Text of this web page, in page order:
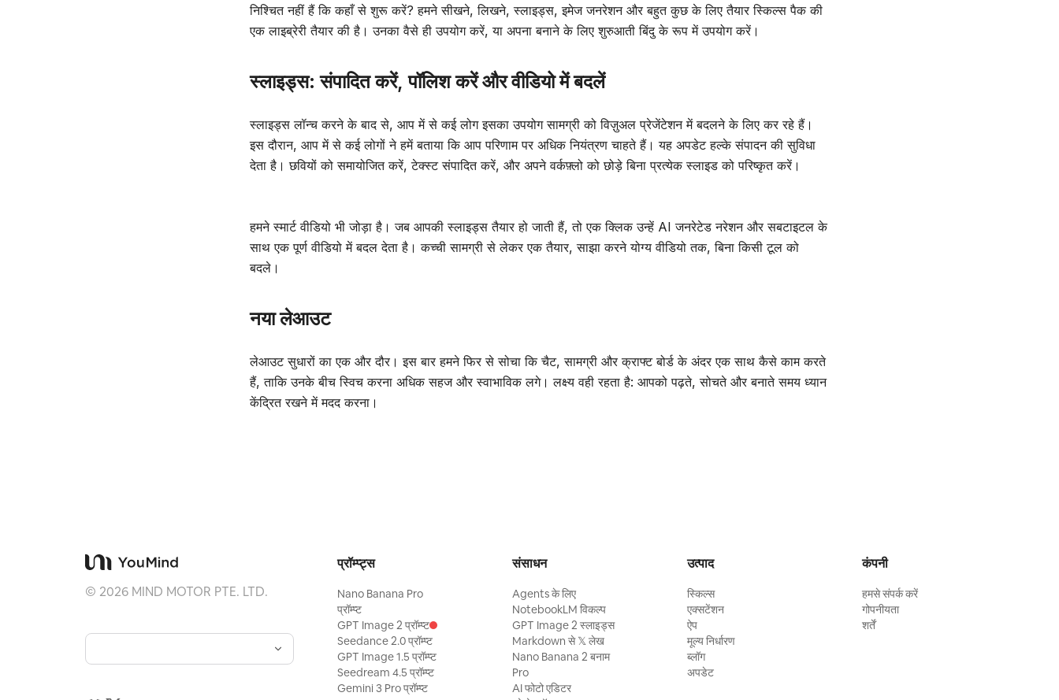
निश्चित नहीं हैं कि कहाँ से शुरू करें? हमने सीखने, लिखने, स्लाइड्स, इमेज जनरेशन और बहुत कुछ के लिए तैयार स्किल्स पैक की
एक लाइब्रेरी तैयार की है। उनका वैसे ही उपयोग करें, या अपना बनाने के लिए शुरुआती बिंदु के रूप में उपयोग करें।
स्लाइड्स: संपादित करें, पॉलिश करें और वीडियो में बदलें
स्लाइड्स लॉन्च करने के बाद से, आप में से कई लोग इसका उपयोग सामग्री को विज़ुअल प्रेजेंटेशन में बदलने के लिए कर रहे हैं।
इस दौरान, आप में से कई लोगों ने हमें बताया कि आप परिणाम पर अधिक नियंत्रण चाहते हैं। यह अपडेट हल्के संपादन की सुविधा
देता है। छवियों को समायोजित करें, टेक्स्ट संपादित करें, और अपने वर्कफ़्लो को छोड़े बिना प्रत्येक स्लाइड को परिष्कृत करें।
हमने स्मार्ट वीडियो भी जोड़ा है। जब आपकी स्लाइड्स तैयार हो जाती हैं, तो एक क्लिक उन्हें AI जनरेटेड नरेशन और सबटाइटल के
साथ एक पूर्ण वीडियो में बदल देता है। कच्ची सामग्री से लेकर एक तैयार, साझा करने योग्य वीडियो तक, बिना किसी टूल को
बदले।
नया लेआउट
लेआउट सुधारों का एक और दौर। इस बार हमने फिर से सोचा कि चैट, सामग्री और क्राफ्ट बोर्ड के अंदर एक साथ कैसे काम करते
हैं, ताकि उनके बीच स्विच करना अधिक सहज और स्वाभाविक लगे। लक्ष्य वही रहता है: आपको पढ़ते, सोचते और बनाते समय ध्यान
केंद्रित रखने में मदद करना।
© 2026MIND MOTOR PTE. LTD.
प्रॉम्प्ट्स
Nano Banana Pro
प्रॉम्प्ट
GPT Image 2 प्रॉम्प्ट
Seedance 2.0 प्रॉम्प्ट
GPT Image 1.5 प्रॉम्प्ट
Seedream 4.5 प्रॉम्प्ट
Gemini 3 Pro प्रॉम्प्ट
संसाधन
Agents के लिए
NotebookLM विकल्प
GPT Image 2 स्लाइड्स
Markdown से 𝕏 लेख
Nano Banana 2 बनाम
Pro
AI फोटो एडिटर
उत्पाद
स्किल्स
एक्सटेंशन
ऐप
मूल्य निर्धारण
ब्लॉग
अपडेट
कंपनी
हमसे संपर्क करें
गोपनीयता
शर्तें